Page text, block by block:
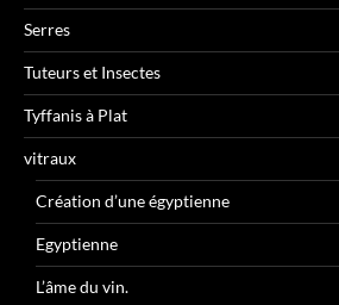
Serres
Tuteurs et Insectes
Tyffanis à Plat
vitraux
Création d’une égyptienne
Egyptienne
L’âme du vin.